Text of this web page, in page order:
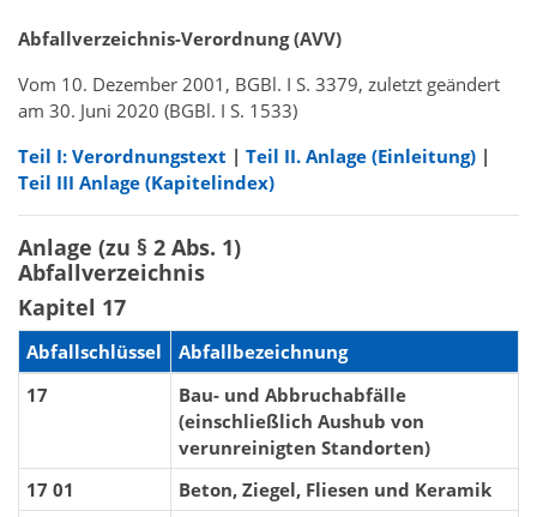
Abfallverzeichnis-Verordnung (AVV)
Vom 10. Dezember 2001, BGBl. I S. 3379, zuletzt geändert
am 30. Juni 2020 (BGBl. I S. 1533)
Teil I: Verordnungstext | Teil II. Anlage (Einleitung) |
Teil III Anlage (Kapitelindex)
Anlage (zu § 2 Abs. 1)
Abfallverzeichnis
Kapitel 17
Abfallschlüssel
Abfallbezeichnung
17
Bau- und Abbruchabfälle
(einschließlich Aushub von
verunreinigten Standorten)
17 01
Beton, Ziegel, Fliesen und Keramik